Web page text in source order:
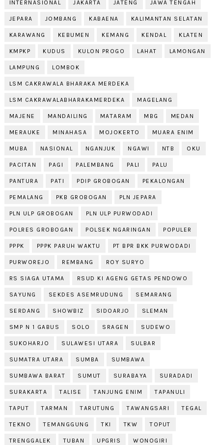
INTERNASIONAL JAKARTA JATENG JAWA TENGAH
JEPARA JOMBANG KABAENA KALIMANTAN SELATAN
KARAWANG KEBUMEN KEMANG KENDAL KLATEN
KMPKP KUDUS KULON PROGO LAHAT LAMONGAN
LAMPUNG LOMBOK
LSM CAKRAWALA BHARAKA MERDEKA
LSM CAKRAWALABHARAKAMERDEKA MAGELANG
MAJENE MANDAILING MATARAM MBG MEDAN
MERAUKE MINAHASA MOJOKERTO MUARA ENIM
MUBA NASIONAL NGANJUK NGAWI NTB OKU
PACITAN PAGI PALEMBANG PALI PALU
PANTURA PATI PDIP GROBOGAN PEKALONGAN
PEMALANG PKB GROBOGAN PLN JEPARA
PLN ULP GROBOGAN PLN ULP PURWODADI
POLRES GROBOGAN POLSEK NGARINGAN POPULER
PPPK PPPK PARUH WAKTU PT BPR BKK PURWODADI
PURWOREJO REMBANG ROY SURYO
RS SIAGA UTAMA RSUD KI AGENG GETAS PENDOWO
SAYUNG SEKDES ASEMRUDUNG SEMARANG
SERDANG SHOWBIZ SIDOARJO SLEMAN
SMP N 1 GABUS SOLO SRAGEN SUDEWO
SUKOHARJO SULAWESI UTARA SULBAR
SUMATRA UTARA SUMBA SUMBAWA
SUMBAWA BARAT SUMUT SURABAYA SURADADI
SURAKARTA TALISE TANJUNG ENIM TAPANULI
TAPUT TARMAN TARUTUNG TAWANGSARI TEGAL
TEKNO TEMANGGUNG TKI TKW TOPUT
TRENGGALEK TUBAN UPGRIS WONOGIRI